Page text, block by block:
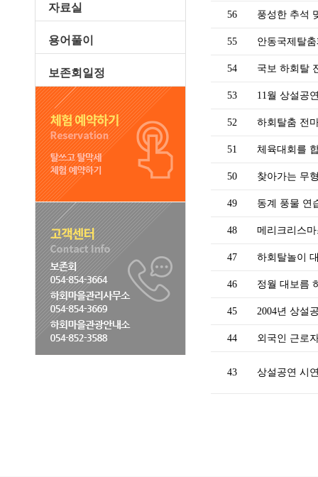
자료실
용어풀이
보존회일정
56 풍성한 추석
55 안동국제탈
54 국보 하회탈
53 11월 상설공
52 하회탈춤 전
51 체육대회를
50 찾아가는 무
49 동계 풍물 연
48 메리크리스
47 하회탈놀이
46 정월 대보름
45 2004년 상설
44 외국인 근로
43 상설공연 시